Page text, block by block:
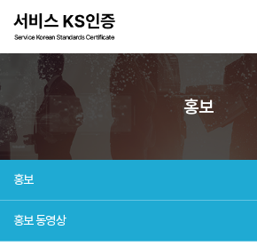
홍보
홍보
홍보 동영상